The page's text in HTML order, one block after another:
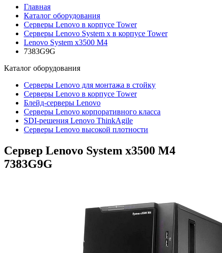
Главная
Каталог оборудования
Серверы Lenovo в корпусе Tower
Серверы Lenovo System x в корпусе Tower
Lenovo System x3500 M4
7383G9G
Каталог оборудования
Серверы Lenovo для монтажа в стойку
Серверы Lenovo в корпусе Tower
Блейд-серверы Lenovo
Cерверы Lenovo корпоративного класса
SDI-решения Lenovo ThinkAgile
Серверы Lenovo высокой плотности
Сервер Lenovo System x3500 M4
7383G9G